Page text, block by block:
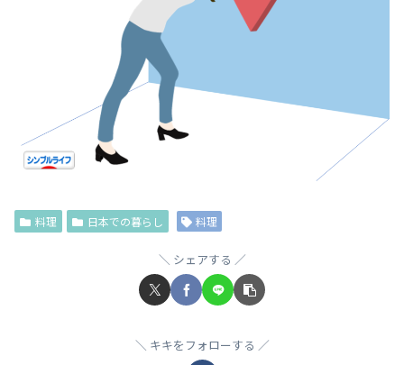
料理 日本での暮らし 料理
シェアする
キキをフォローする